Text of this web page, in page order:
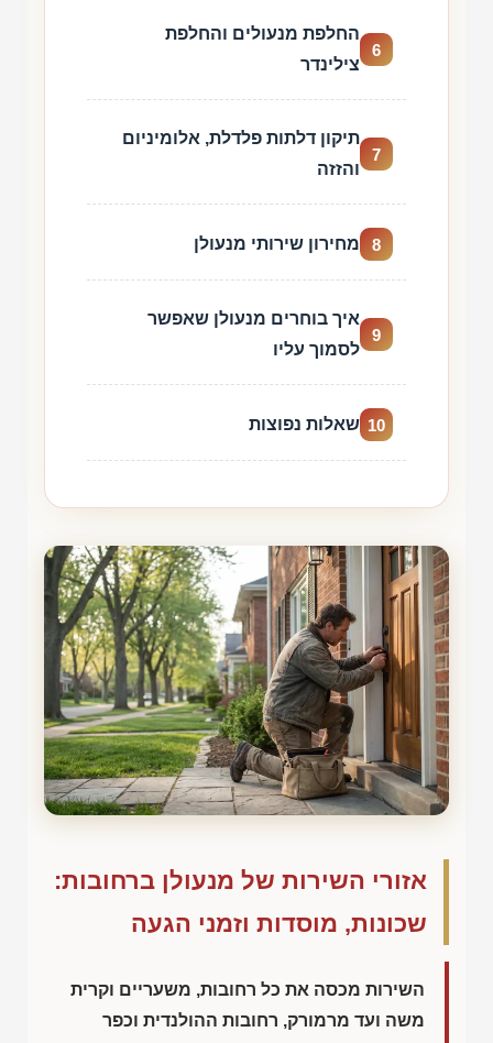
6
החלפת מנעולים והחלפת
צילינדר
7
תיקון דלתות פלדלת, אלומיניום
והזזה
8 מחירון שירותי מנעולן
9
איך בוחרים מנעולן שאפשר
לסמוך עליו
10 שאלות נפוצות
אזורי השירות של מנעולן ברחובות:
שכונות, מוסדות וזמני הגעה
השירות מכסה את כל רחובות, משעריים וקרית
משה ועד מרמורק, רחובות ההולנדית וכפר